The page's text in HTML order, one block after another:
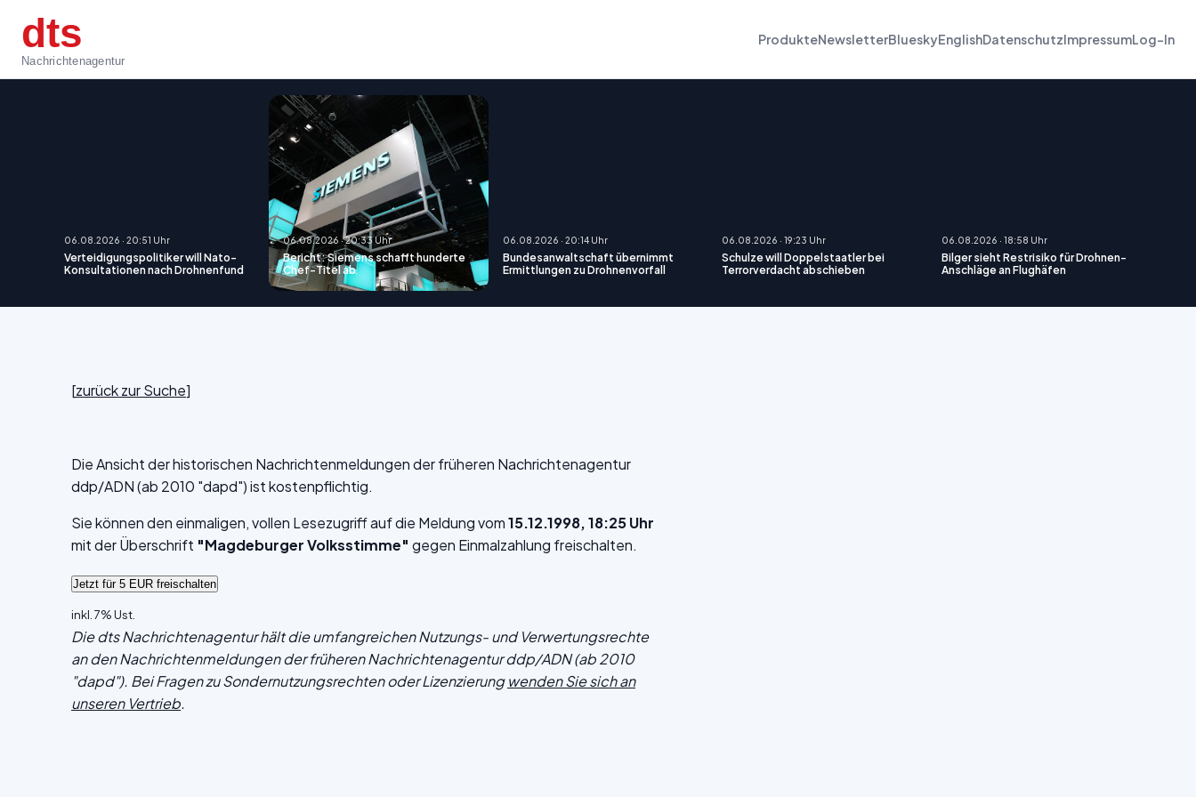
dts
Nachrichtenagentur
ProdukteNewsletterBlueskyEnglishDatenschutzImpressumLog-In
06.08.2026 · 20:51 Uhr
Verteidigungspolitiker will Nato-
Konsultationen nach Drohnenfund
06.08.2026 · 20:33 Uhr
Bericht: Siemens schafft hunderte
Chef-Titel ab
06.08.2026 · 20:14 Uhr
Bundesanwaltschaft übernimmt
Ermittlungen zu Drohnenvorfall
06.08.2026 · 19:23 Uhr
Schulze will Doppelstaatler bei
Terrorverdacht abschieben
06.08.2026 · 18:58 Uhr
Bilger sieht Restrisiko für Drohnen-
Anschläge an Flughäfen
[zurück zur Suche]
Die Ansicht der historischen Nachrichtenmeldungen der früheren Nachrichtenagentur
ddp/ADN (ab 2010 "dapd") ist kostenpflichtig.
Sie können den einmaligen, vollen Lesezugriff auf die Meldung vom15.12.1998, 18:25 Uhr
mit der Überschrift "Magdeburger Volksstimme" gegen Einmalzahlung freischalten.
inkl. 7% Ust.
Die dts Nachrichtenagentur hält die umfangreichen Nutzungs- und Verwertungsrechte
an den Nachrichtenmeldungen der früheren Nachrichtenagentur ddp/ADN (ab 2010
"dapd"). Bei Fragen zu Sondernutzungsrechten oder Lizenzierungwenden Sie sich an
unseren Vertrieb.